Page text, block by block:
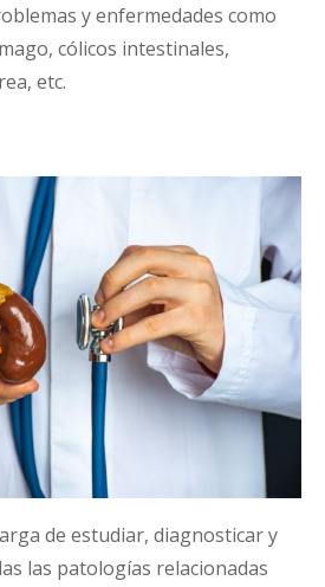
y enfermedades como
cólicos intestinales,
etc.
de estudiar, diagnosticar y
las patologías relacionadas